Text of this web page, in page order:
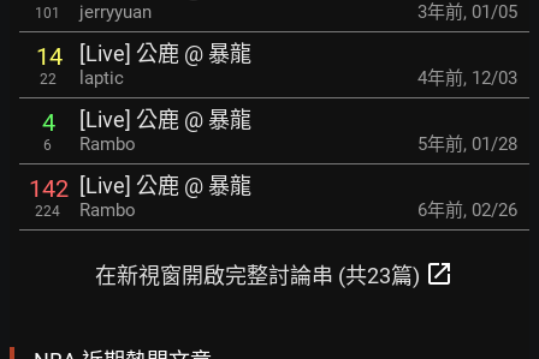
101 jerryyuan 3年前, 01/05
14
22
[Live] 公鹿 @ 暴龍
laptic 4年前, 12/03
4
6
[Live] 公鹿 @ 暴龍
Rambo 5年前, 01/28
142
224
[Live] 公鹿 @ 暴龍
Rambo 6年前, 02/26
在新視窗開啟完整討論串 (共23篇) open_in_new